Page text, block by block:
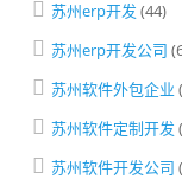
苏州erp开发 (44)
苏州erp开发公司
苏州软件外包企业
苏州软件定制开发
苏州软件开发公司